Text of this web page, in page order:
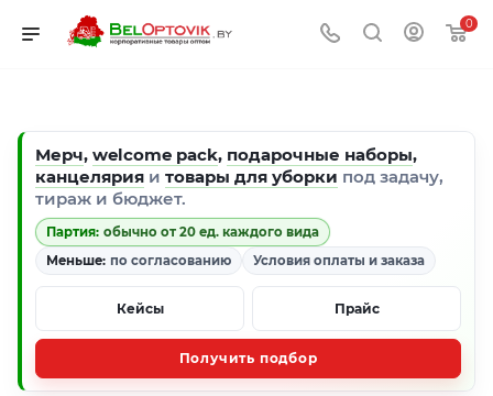
0
Мерч, welcome pack, подарочные наборы,
канцелярия и товары для уборки под задачу,
тираж и бюджет.
Партия: обычно от 20 ед. каждого вида
Меньше: по согласованию Условия оплаты и заказа
Кейсы Прайс
Получить подбор